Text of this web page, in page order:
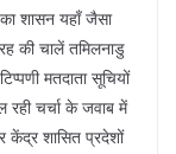
शासन यहाँ जैसा
की चालें तमिलनाडु
मतदाता सूचियों
रही चर्चा के जवाब में
केंद्र शासित प्रदेशों